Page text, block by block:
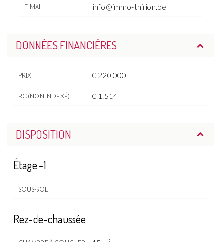
E-MAIL info@immo-thirion.be
DONNÉES FINANCIÈRES
PRIX € 220.000
RC (NON INDEXÉ) € 1.514
DISPOSITION
Étage -1
SOUS-SOL
Rez-de-chaussée